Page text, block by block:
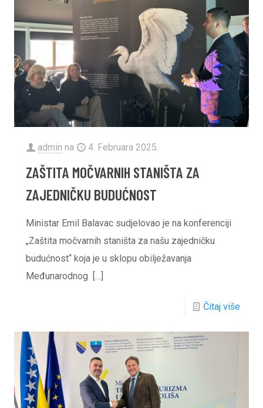
admin na 4. Februara 2025.
ZAŠTITA MOČVARNIH STANIŠTA ZA
ZAJEDNIČKU BUDUĆNOST
Ministar Emil Balavac sudjelovao je na konferenciji
„Zaštita močvarnih staništa za našu zajedničku
budućnost“ koja je u sklopu obilježavanja
Međunarodnog […]
Čitaj više